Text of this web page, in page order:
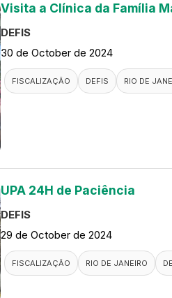
Visita a Clínica da Família
DEFIS
30 de October de 2024
FISCALIZAÇÃO DEFIS RIO DE
UPA 24H de Paciência
DEFIS
29 de October de 2024
FISCALIZAÇÃO RIO DE JANEIRO